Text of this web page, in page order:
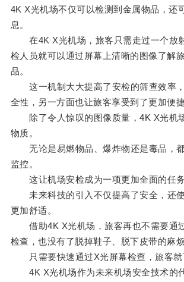
4K X光机场不仅可以检测到金属物品，还
息。
在4K X光机场，旅客只需走过一个放
检人员就可以通过屏幕上清晰的图像了解
品。
这一机制大大提高了安检的筛查效率
全性，另一方面也让旅客享受到了更加便捷
除了令人惊叹的图像质量，4K X光机
物质。
无论是易燃物品、爆炸物还是毒品，
监控。
这让机场安检成为一项更加全面的任务
未来科技的引入不仅提高了安全，还
更加舒适。
借助4K X光机场，旅客再也不需要通
检查，也没有了脱掉鞋子、脱下皮带的麻烦
只需要快速通过X光屏幕检查，旅客就
4K X光机场作为未来机场安全技术的